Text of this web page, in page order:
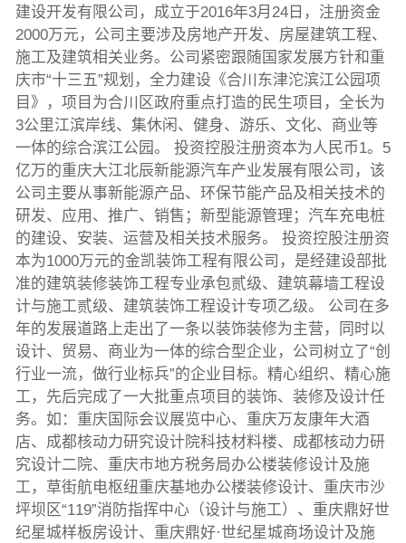
建设开发有限公司，成立于2016年3月24日，注册资金
2000万元，公司主要涉及房地产开发、房屋建筑工程、
施工及建筑相关业务。公司紧密跟随国家发展方针和重
庆市“十三五”规划，全力建设《合川东津沱滨江公园项
目》，项目为合川区政府重点打造的民生项目，全长为
3公里江滨岸线、集休闲、健身、游乐、文化、商业等
一体的综合滨江公园。 投资控股注册资本为人民币1。5
亿万的重庆大江北辰新能源汽车产业发展有限公司，该
公司主要从事新能源产品、环保节能产品及相关技术的
研发、应用、推广、销售；新型能源管理；汽车充电桩
的建设、安装、运营及相关技术服务。 投资控股注册资
本为1000万元的金凯装饰工程有限公司，是经建设部批
准的建筑装修装饰工程专业承包贰级、建筑幕墙工程设
计与施工贰级、建筑装饰工程设计专项乙级。 公司在多
年的发展道路上走出了一条以装饰装修为主营，同时以
设计、贸易、商业为一体的综合型企业，公司树立了“创
行业一流，做行业标兵”的企业目标。精心组织、精心施
工，先后完成了一大批重点项目的装饰、装修及设计任
务。如：重庆国际会议展览中心、重庆万友康年大酒
店、成都核动力研究设计院科技材料楼、成都核动力研
究设计二院、重庆市地方税务局办公楼装修设计及施
工，草街航电枢纽重庆基地办公楼装修设计、重庆市沙
坪坝区“119”消防指挥中心（设计与施工）、重庆鼎好世
纪星城样板房设计、重庆鼎好·世纪星城商场设计及施